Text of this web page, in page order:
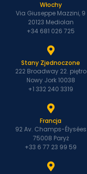
Włochy
Via Giuseppe Mazzini, 9
20123 Mediolan
+34 681 026 725
Stany Zjednoczone
222 Broadway 22. piętro
Nowy Jork 10038
+1 332 240 3319
Francja
92 Av. Champs-Élysées
75008 Paryż
+33 6 77 23 99 59